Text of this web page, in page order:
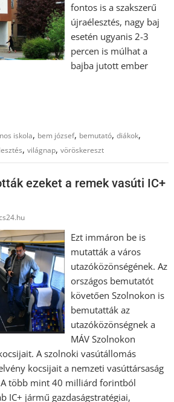
fontos is a szakszerű
újraélesztés, nagy baj
esetén ugyanis 2-3
percen is múlhat a
bajba jutott ember
iskola, bem józsef, bemutató,diákok,
,világnap,vöröskereszt
ezeket a remek vasúti IC+
Ezt immáron be is
mutatták a város
utazóközönségének. Az
országos bemutatót
követően Szolnokon is
bemutatták az
utazóközönségnek a
MÁV Szolnokon
A szolnoki vasútállomás
kocsijait a nemzeti vasúttársaság
több mint 40 milliárd forintból
IC+ jármű gazdaságstratégiai,